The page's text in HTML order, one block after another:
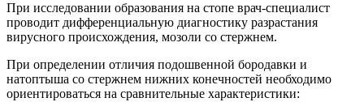
При исследовании образования на стопе врач-специалист
проводит дифференциальную диагностику разрастания
вирусного происхождения, мозоли со стержнем.
При определении отличия подошвенной бородавки и
натоптыша со стержнем нижних конечностей необходимо
ориентироваться на сравнительные характеристики: